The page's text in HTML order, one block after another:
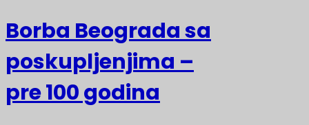
Borba Beograda sa
poskupljenjima –
pre 100 godina